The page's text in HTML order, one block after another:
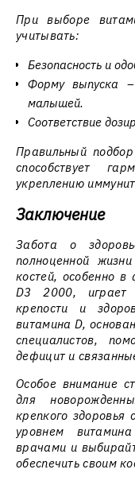
При выборе
учитывать:
Безопасность и
Форму выпуска
малышей.
Соответствие
Правильный
способствует
укреплению
Заключение
Забота о
полноценной
костей, особенно
D3 2000, играет
крепости и
витамина D,
специалистов,
дефицит и
Особое внимание
для
крепкого здоровья
уровнем
врачами и
обеспечить своим